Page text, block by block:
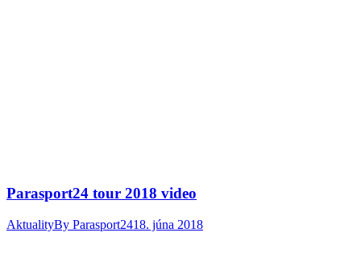
Parasport24 tour 2018 video
AktualityBy Parasport2418. júna 2018